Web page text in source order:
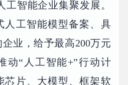
工智能企业集聚发展。
人工智能模型备案、具
业，给予最高200万元
动“人工智能+”行动计
芯片、大模型、框架软